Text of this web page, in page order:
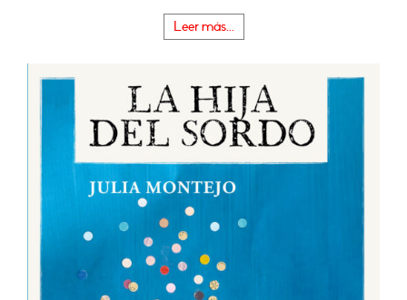
Leer más...